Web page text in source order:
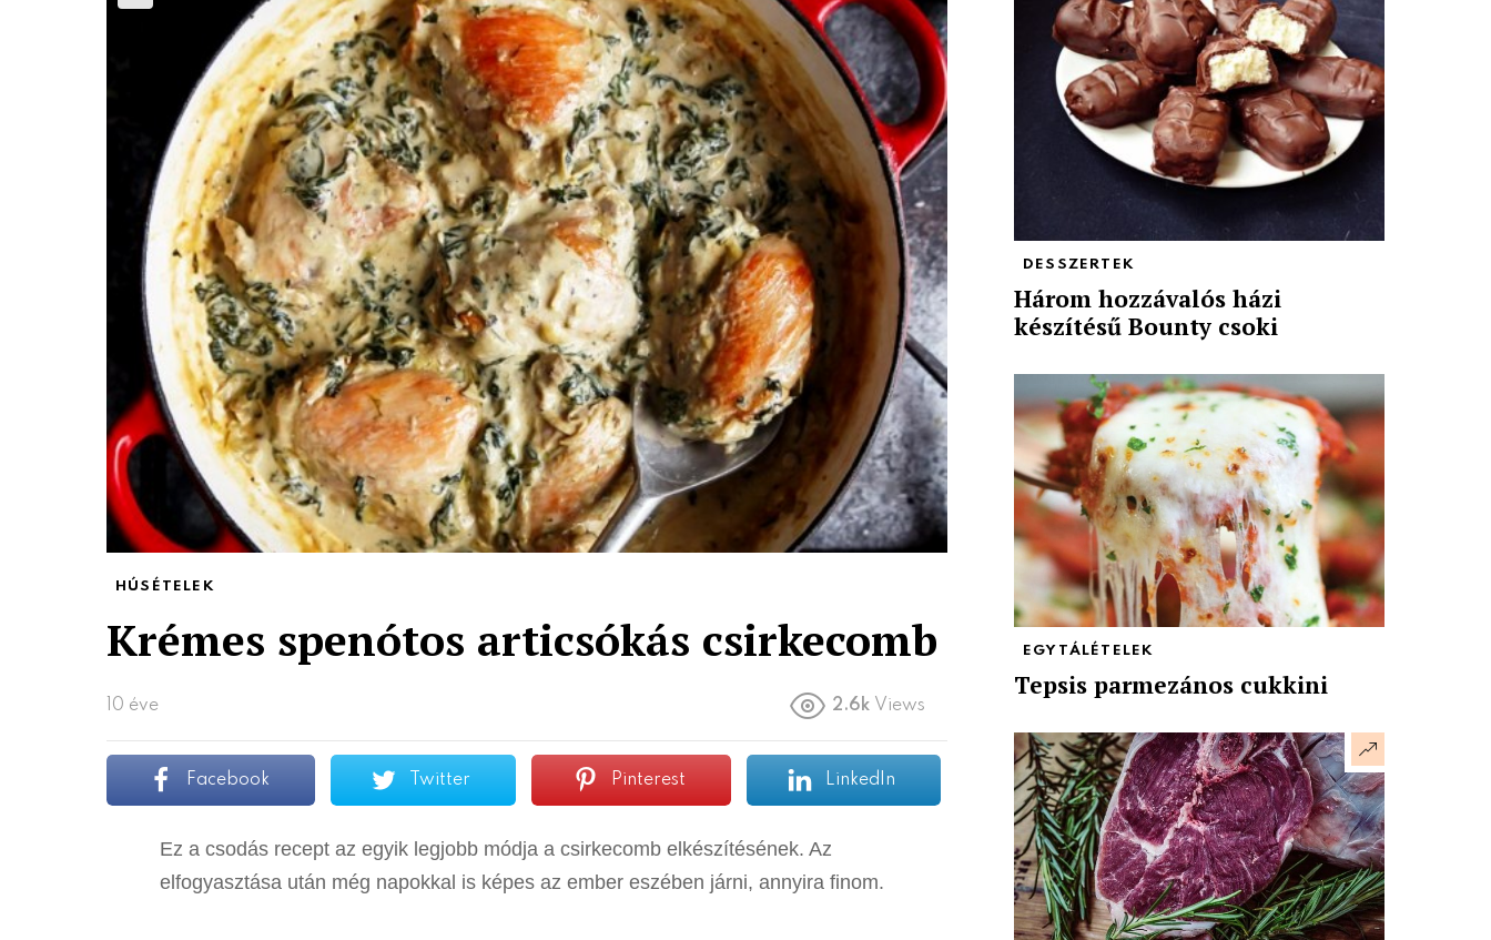
HÚSÉTELEK
Krémes spenótos articsókás csirkecomb
10 éve 2.6k Views
Facebook Twitter Pinterest LinkedIn
Ez a csodás recept az egyik legjobb módja a csirkecomb elkészítésének. Az
elfogyasztása után még napokkal is képes az ember eszében járni, annyira finom.
DESSZERTEK
Három hozzávalós házi
készítésű Bounty csoki
EGYTÁLÉTELEK
Tepsis parmezános cukkini